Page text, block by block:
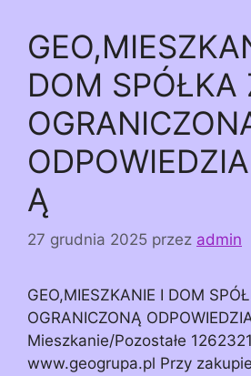
DOM SPÓŁKA
Ą
27 grudnia 2025 przez admin
GEO,MIESZKANIE I DOM
OGRANICZONĄ
Mieszkanie/Pozostałe
www.geogrupa.pl Przy